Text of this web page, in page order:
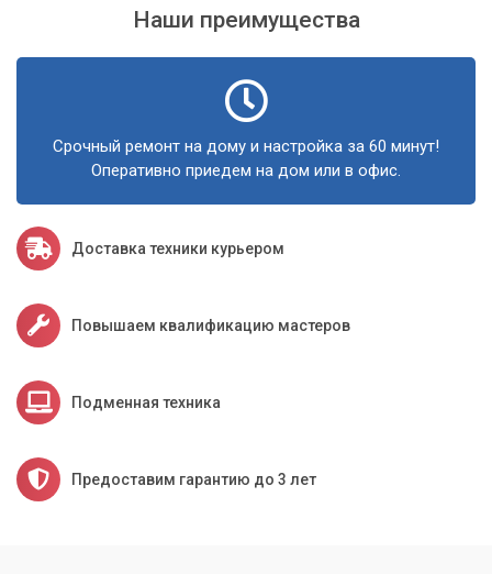
Наши преимущества
Срочный ремонт на дому и настройка за 60 минут!
Оперативно приедем на дом или в офис.
Доставка техники курьером
Повышаем квалификацию мастеров
Подменная техника
Предоставим гарантию до 3 лет